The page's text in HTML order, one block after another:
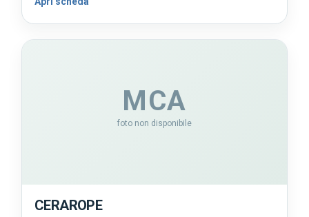
MCA
foto non disponibile
CERAROPE